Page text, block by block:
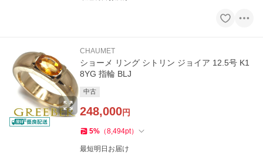
CHAUMET
ショーメ リング シトリン ジョイア 12.5号 K1
8YG 指輪 BLJ
中古
248,000円
5% （8,494pt）
最短明日お届け